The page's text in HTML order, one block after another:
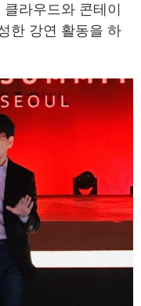
라우드와 콘테이
한 강연 활동을 하